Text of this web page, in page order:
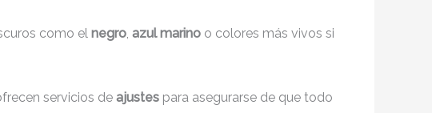
como el negro, azul marino o colores más vivos si
servicios de ajustes para asegurarse de que todo